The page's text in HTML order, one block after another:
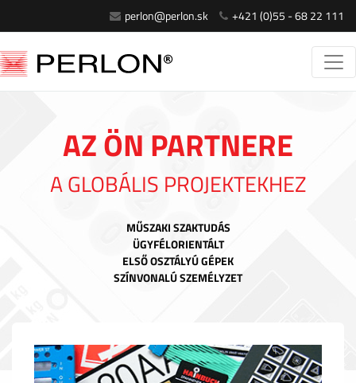
perlon@perlon.sk +421 (0)55 - 68 22 111
AZ ÖN PARTNERE
A GLOBÁLIS PROJEKTEKHEZ
MŰSZAKI SZAKTUDÁS
ÜGYFÉLORIENTÁLT
ELSŐ OSZTÁLYÚ GÉPEK
SZÍNVONALÚ SZEMÉLYZET